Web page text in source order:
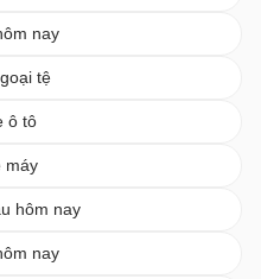
nay
tệ
ô tô
máy
hôm nay
nay